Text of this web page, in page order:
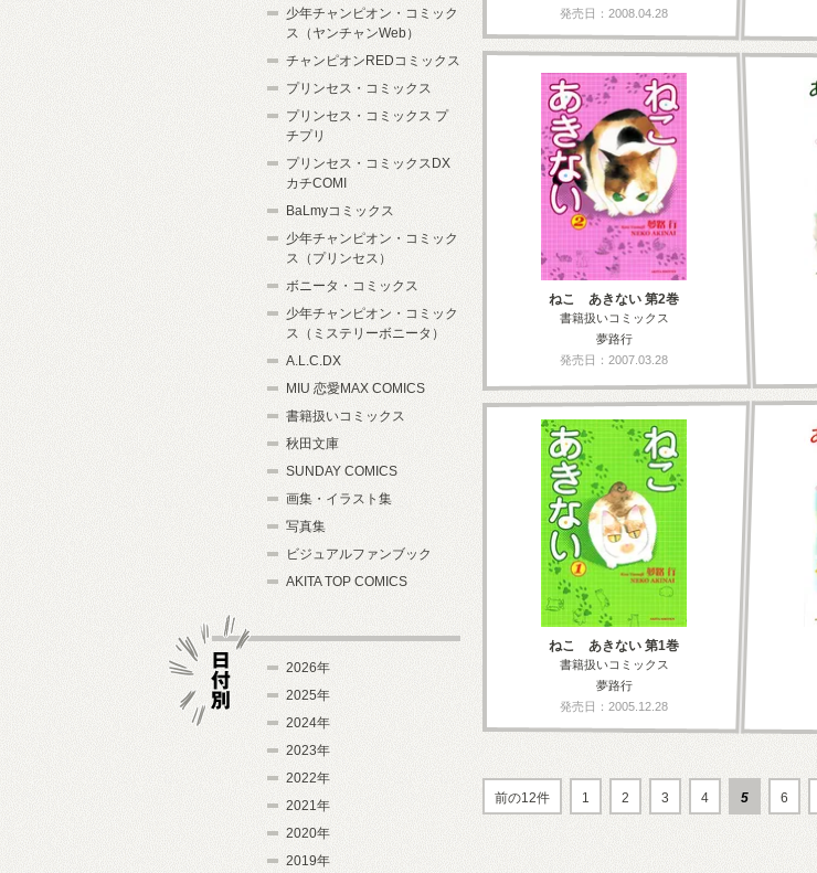
発売日：2008.04.28
ねこ あきない 第2巻
書籍扱いコミックス
夢路行
発売日：2007.03.28
ねこ あきない 第1巻
書籍扱いコミックス
夢路行
発売日：2005.12.28
前の12件 1 2 3 4 5 6
少年チャンピオン・コミック
ス（ヤンチャンWeb）
チャンピオンREDコミックス
プリンセス・コミックス
プリンセス・コミックス プ
チプリ
プリンセス・コミックスDX
カチCOMI
BaLmyコミックス
少年チャンピオン・コミック
ス（プリンセス）
ボニータ・コミックス
少年チャンピオン・コミック
ス（ミステリーボニータ）
A.L.C.DX
MIU 恋愛MAX COMICS
書籍扱いコミックス
秋田文庫
SUNDAY COMICS
画集・イラスト集
写真集
ビジュアルファンブック
AKITA TOP COMICS
2026年
2025年
2024年
2023年
2022年
2021年
2020年
2019年